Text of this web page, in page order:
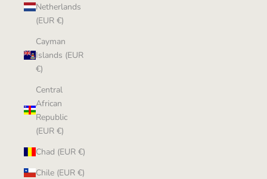
Netherlands
(EUR €)
Cayman
Islands (EUR
€)
Central
African
Republic
(EUR €)
Chad (EUR €)
Chile (EUR €)